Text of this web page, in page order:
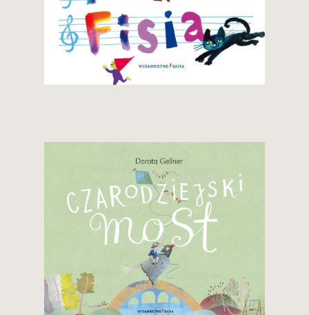
29,90 zł
Zobacz i kup
24,90 zł